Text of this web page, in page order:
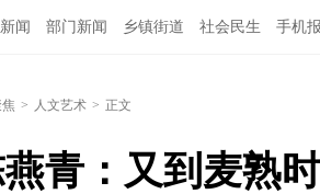
闻 部门新闻 乡镇街道 社会民生 手机报
> 人文艺术 > 正文
青：又到麦熟